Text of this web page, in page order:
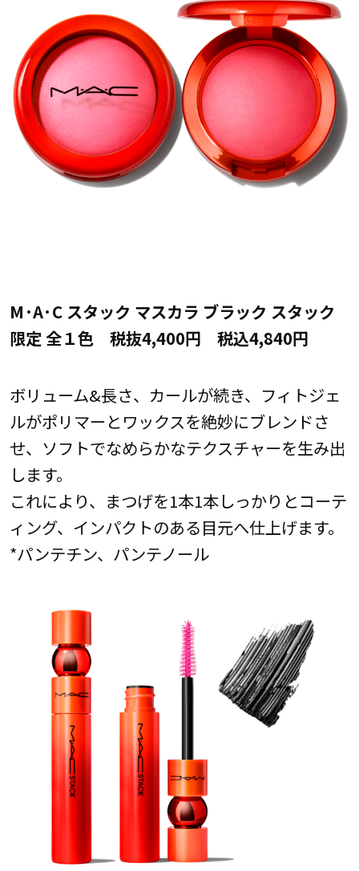
M·A·C スタック マスカラ ブラック スタック
限定 全１色 税抜4,400円 税込4,840円
ボリューム&長さ、カールが続き、フィトジェ
ルがポリマーとワックスを絶妙にブレンドさ
せ、ソフトでなめらかなテクスチャーを生み出
します。
これにより、まつげを1本1本しっかりとコーテ
ィング、インパクトのある目元へ仕上げます。
*パンテチン、パンテノール